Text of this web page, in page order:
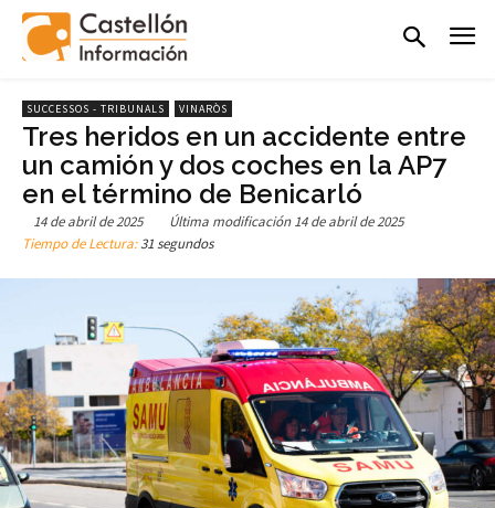
SUCCESSOS - TRIBUNALS VINARÒS
Tres heridos en un accidente entre
un camión y dos coches en la AP7
en el término de Benicarló
14 de abril de 2025 Última modificación 14 de abril de 2025
Tiempo de Lectura:31 segundos